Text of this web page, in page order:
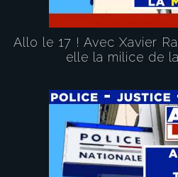
Allo le 17 ! Avec Xavier
elle la milice de